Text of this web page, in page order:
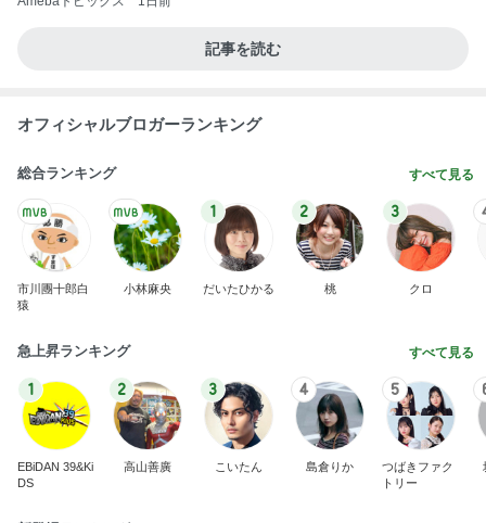
記事を読む
オフィシャルブロガーランキング
総合ランキング すべて見る
市川團十郎白
猿
小林麻央
1
だいたひかる
2
桃
3
クロ
急上昇ランキング すべて見る
1
EBiDAN 39&Ki
DS
2
高山善廣
3
こいたん
4
島倉りか
5
つばきファク
トリー